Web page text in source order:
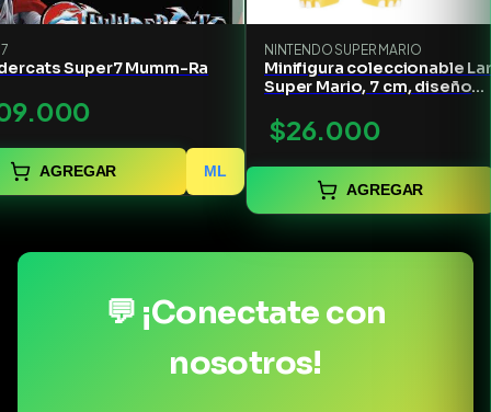
Super7 Mumm-Ra
AGREGAR ML
NINTENDO SUPER MARIO
Minifigura coleccionable
Super Mario, 7 cm, diseño
$26.000
AGREGAR
💬 ¡Conectate con
nosotros!